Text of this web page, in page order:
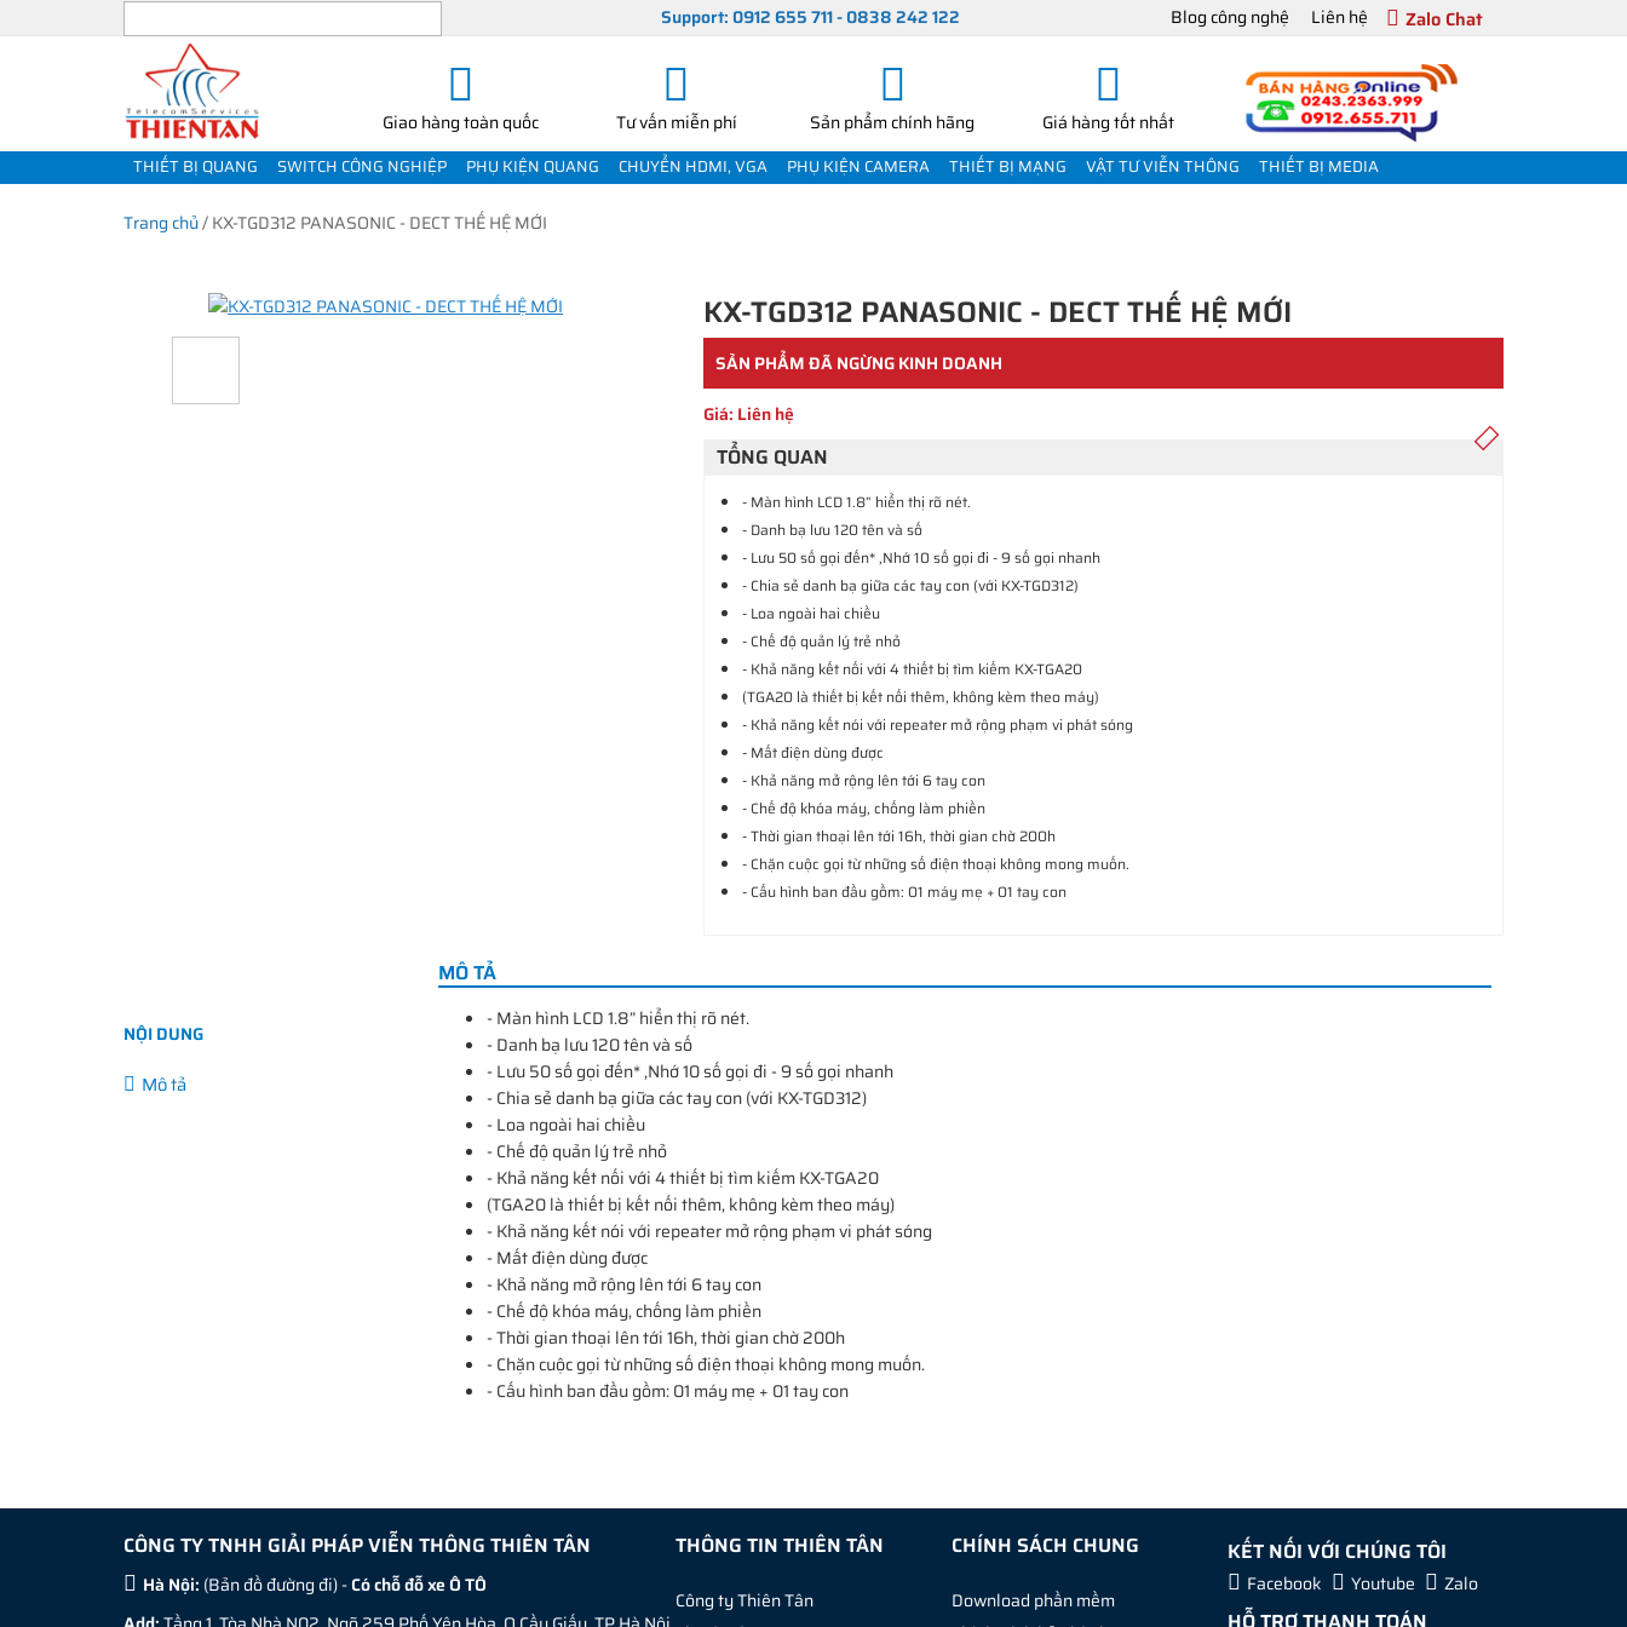
Support: 0912 655 711 - 0838 242 122 Blog công nghệ Liên hệ Zalo Chat
Giao hàng toàn quốc Tư vấn miễn phí Sản phẩm chính hãng Giá hàng tốt nhất
THIẾT BỊ QUANG SWITCH CÔNG NGHIỆP PHỤ KIỆN QUANG CHUYỂN HDMI, VGA PHỤ KIỆN CAMERA THIẾT BỊ MẠNG VẬT TƯ VIỄN THÔNG THIẾT BỊ MEDIA
Trang chủ/KX-TGD312 PANASONIC - DECT THẾ HỆ MỚI
KX-TGD312 PANASONIC - DECT THẾ HỆ MỚI
SẢN PHẨM ĐÃ NGỪNG KINH DOANH
Giá: Liên hệ
TỔNG QUAN
- Màn hình LCD 1.8” hiển thị rõ nét.
- Danh bạ lưu 120 tên và số
- Lưu 50 số gọi đến* ,Nhớ 10 số gọi đi - 9 số gọi nhanh
- Chia sẻ danh bạ giữa các tay con (với KX-TGD312)
- Loa ngoài hai chiều
- Chế độ quản lý trẻ nhỏ
- Khả năng kết nối với 4 thiết bị tìm kiếm KX-TGA20
(TGA20 là thiết bị kết nối thêm, không kèm theo máy)
- Khả năng kết nói với repeater mở rộng phạm vi phát sóng
- Mất điện dùng được
- Khả năng mở rộng lên tới 6 tay con
- Chế độ khóa máy, chống làm phiền
- Thời gian thoại lên tới 16h, thời gian chờ 200h
- Chặn cuộc gọi từ những số điện thoại không mong muốn.
- Cấu hình ban đầu gồm: 01 máy mẹ + 01 tay con
NỘI DUNG
Mô tả
MÔ TẢ
- Màn hình LCD 1.8” hiển thị rõ nét.
- Danh bạ lưu 120 tên và số
- Lưu 50 số gọi đến* ,Nhớ 10 số gọi đi - 9 số gọi nhanh
- Chia sẻ danh bạ giữa các tay con (với KX-TGD312)
- Loa ngoài hai chiều
- Chế độ quản lý trẻ nhỏ
- Khả năng kết nối với 4 thiết bị tìm kiếm KX-TGA20
(TGA20 là thiết bị kết nối thêm, không kèm theo máy)
- Khả năng kết nói với repeater mở rộng phạm vi phát sóng
- Mất điện dùng được
- Khả năng mở rộng lên tới 6 tay con
- Chế độ khóa máy, chống làm phiền
- Thời gian thoại lên tới 16h, thời gian chờ 200h
- Chặn cuộc gọi từ những số điện thoại không mong muốn.
- Cấu hình ban đầu gồm: 01 máy mẹ + 01 tay con
CÔNG TY TNHH GIẢI PHÁP VIỄN THÔNG THIÊN TÂN
Hà Nội: (Bản đồ đường đi) -Có chỗ đỗ xe Ô TÔ
THÔNG TIN THIÊN TÂN
Công ty Thiên Tân
CHÍNH SÁCH CHUNG
Download phần mềm
KẾT NỐI VỚI CHÚNG TÔI
Facebook Youtube Zalo